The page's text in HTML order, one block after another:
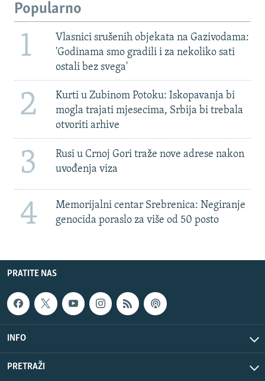
Popularno
1
Vlasnici srušenih objekata na Gazivodama:
'Godinama smo gradili i za nekoliko sati
ostali bez svega'
2
Kurti u Zubinom Potoku: Iskopavanja bi
mogla trajati mjesecima, Srbija bi trebala
otvoriti arhive
3
Rusi u Crnoj Gori traže nove adrese nakon
uvođenja viza
4
Memorijalni centar Srebrenica: Negiranje
genocida poraslo za više od 50 posto
PRATITE NAS
INFO
PRETRAŽI